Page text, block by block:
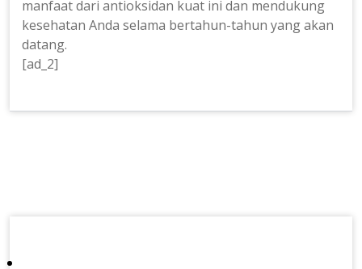
manfaat dari antioksidan kuat ini dan mendukung
kesehatan Anda selama bertahun-tahun yang akan
datang.
[ad_2]